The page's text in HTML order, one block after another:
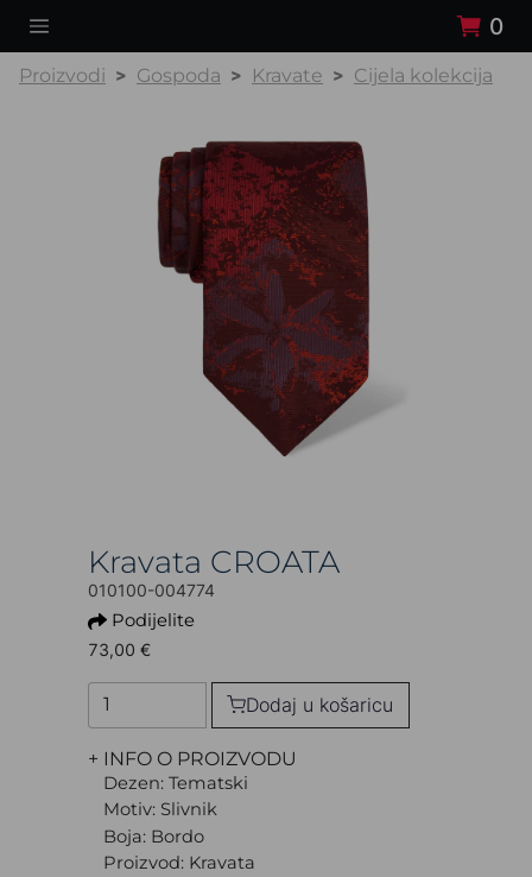
0
Proizvodi Gospoda Kravate Cijela kolekcija
Kravata CROATA
010100-004774
Podijelite
73,00 €
Dodaj u košaricu
+ INFO O PROIZVODU
Dezen: Tematski
Motiv: Slivnik
Boja: Bordo
Proizvod: Kravata